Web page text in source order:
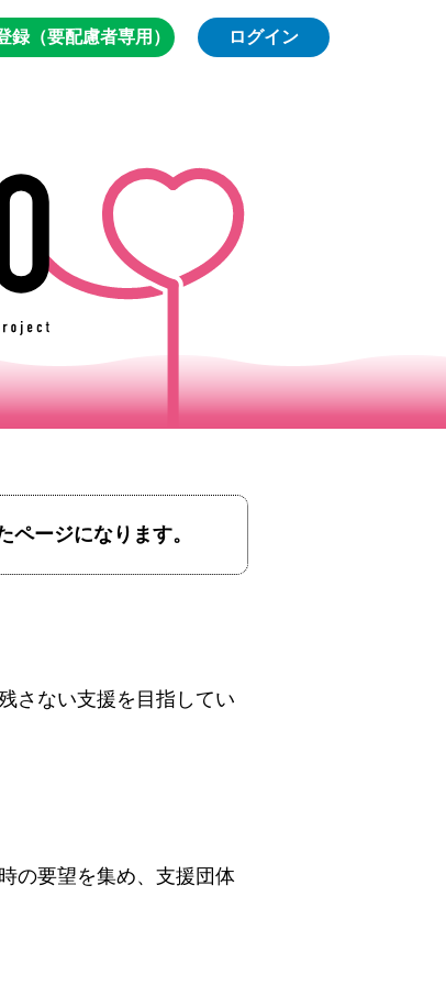
録（要配慮者専用） ログイン
ージになります。
さない支援を目指してい
の要望を集め、支援団体